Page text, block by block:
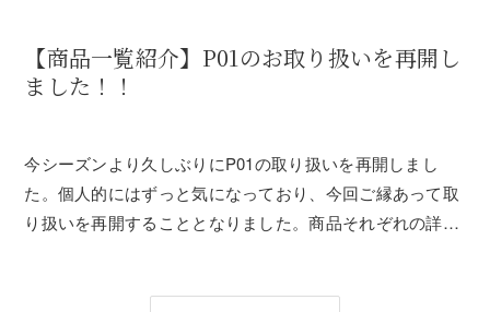
【商品一覧紹介】P01のお取り扱いを再開し
ました！！
今シーズンより久しぶりにP01の取り扱いを再開しまし
た。個人的にはずっと気になっており、今回ご縁あって取
り扱いを再開することとなりました。商品それぞれの詳し